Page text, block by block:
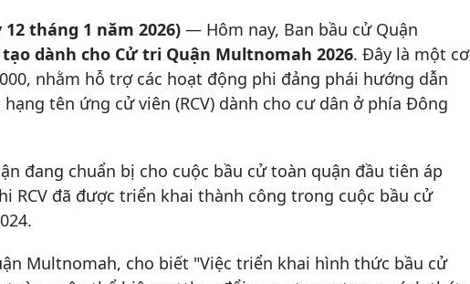
tháng 1 năm 2026) — Hôm nay, Ban bầu cử Quận
dành cho Cử tri Quận Multnomah 2026. Đây là một cơ
nhằm hỗ trợ các hoạt động phi đảng phái hướng dẫn
tên ứng cử viên (RCV) dành cho cư dân ở phía Đông
đang chuẩn bị cho cuộc bầu cử toàn quận đầu tiên áp
RCV đã được triển khai thành công trong cuộc bầu cử
Multnomah, cho biết "Việc triển khai hình thức bầu cử